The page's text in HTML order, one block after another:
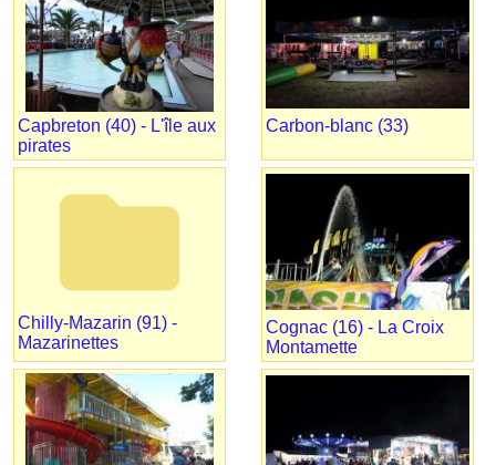
Capbreton (40) - L'île aux
pirates
Carbon-blanc (33)
folder
Chilly-Mazarin (91) -
Mazarinettes
Cognac (16) - La Croix
Montamette